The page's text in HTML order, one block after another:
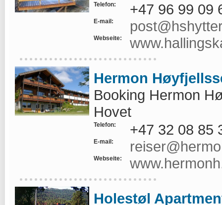
Telefon: +47 96 99 09
E-mail:
Webseite:
Hermon
Booking Hermon
Hovet
Telefon: +47 32 08 85
E-mail:
Webseite:
Holestøl